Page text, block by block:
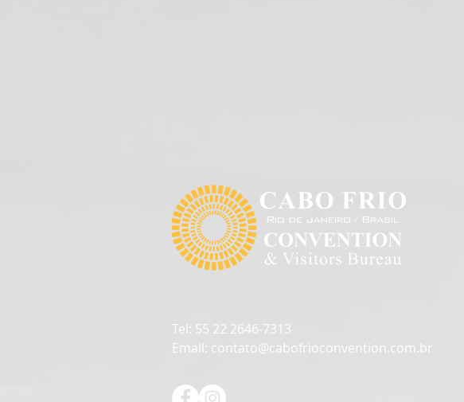
Tel: 55 22 2646-7313
Email: contato@cabofrioconvention.com.br